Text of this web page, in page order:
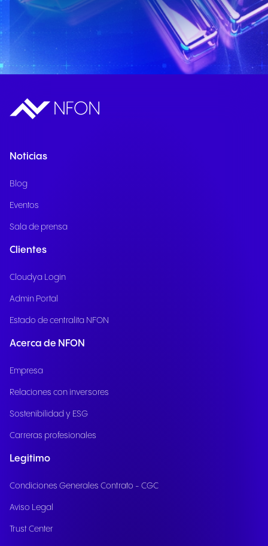
Noticias
Blog
Eventos
Sala de prensa
Clientes
Cloudya Login
Admin Portal
Estado de centralita NFON
Acerca de NFON
Empresa
Relaciones con inversores
Sostenibilidad y ESG
Carreras profesionales
Legitimo
Condiciones Generales Contrato - CGC
Aviso Legal
Trust Center